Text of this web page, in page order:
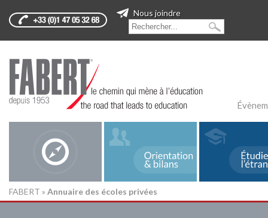
Nous joindre
FABERT » Annuaire des écoles privées